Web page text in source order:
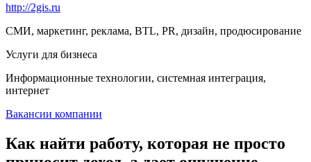
http://2gis.ru
СМИ, маркетинг, реклама, BTL, PR, дизайн, продюсирование
Услуги для бизнеса
Информационные технологии, системная интеграция,
интернет
Вакансии компании
Как найти работу, которая не просто